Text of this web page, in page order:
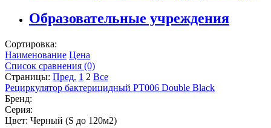
Образовательные учреждения
Сортировка:
Наименование Цена
Список сравнения (0)
Страницы: Пред. 1 2 Все
Рециркулятор бактерицидный РТ006 Double Black
Бренд:
Серия:
Цвет: Черный (S до 120м2)